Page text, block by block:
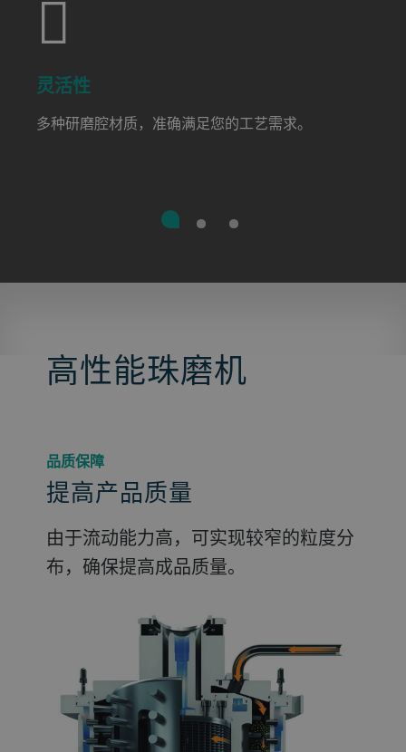
灵活性
多种研磨腔材质，准确满足您的工艺需求。
高性能珠磨机
品质保障
提高产品质量
由于流动能力高，可实现较窄的粒度分
布，确保提高成品质量。